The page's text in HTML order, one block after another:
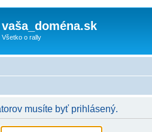
vaša_doména.sk
Všetko o rally
musíte byť prihlásený.